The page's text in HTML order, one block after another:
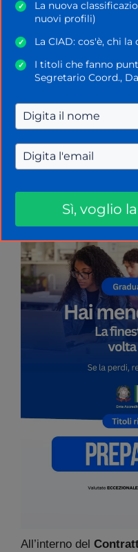
Contratto
permesso
22 Gennaio 2024
All’interno del
✓
La nuova
nuovi profili)
✓ La CIAD: cos'è, chi
✓
I titoli che fanno
Segretario Coord.,
Sì, voglio